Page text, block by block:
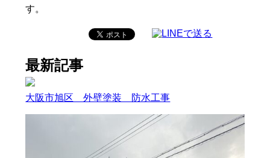
す。
最新記事
大阪市旭区 外壁塗装 防水工事